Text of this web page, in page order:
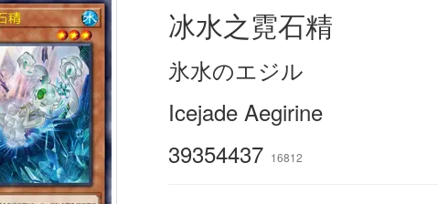
冰水之霓石精
氷水のエジル
Icejade Aegirine
39354437 16812